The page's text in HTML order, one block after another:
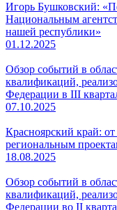
Игорь Бушковский:
Национальным
нашей республики»
01.12.2025
Обзор событий в
квалификаций,
Федерации в III
07.10.2025
Красноярский край:
региональным
18.08.2025
Обзор событий в
квалификаций,
Федерации во II